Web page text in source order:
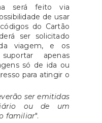
será feito via
de usar
do Cartão
ser solicitado
viagem, e os
apenas
só de ida ou
para atingir o
ser emitidas
ou de um
familiar".